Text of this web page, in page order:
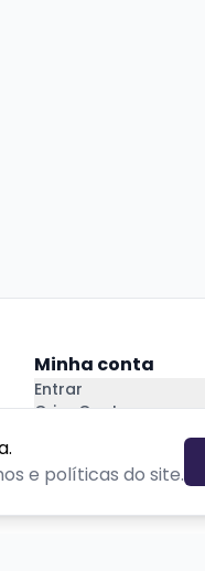
e políticas do site.
Minha conta
Entrar
Criar Conta